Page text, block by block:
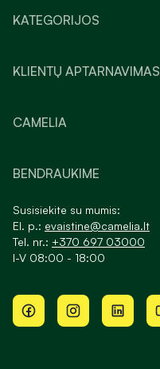
KATEGORIJOS
KLIENTŲ APTARNAVIMAS
CAMELIA
BENDRAUKIME
Susisiekite su mumis:
El. p.: evaistine@camelia.lt
Tel. nr.: +370 697 03000
I-V 08:00 - 18:00